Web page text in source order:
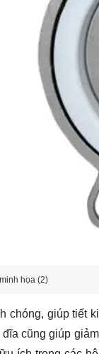
họa (2)
giúp tiết
cũng giúp